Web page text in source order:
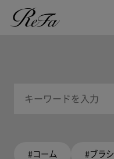
#コーム #ブラシ